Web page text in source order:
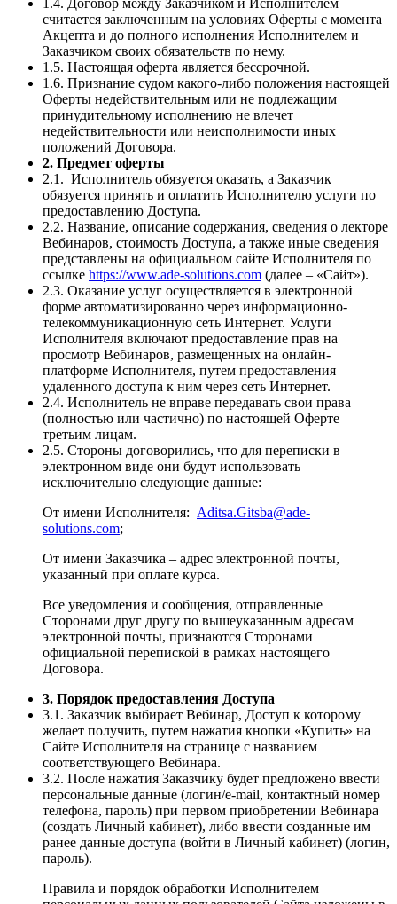
считается заключенным на условиях Оферты с момента
Акцепта и до полного исполнения Исполнителем и
Заказчиком своих обязательств по нему.
1.5. Настоящая оферта является бессрочной.
1.6. Признание судом какого-либо положения настоящей
Оферты недействительным или не подлежащим
принудительному исполнению не влечет
недействительности или неисполнимости иных
положений Договора.
2. Предмет оферты
2.1. Исполнитель обязуется оказать, а Заказчик
обязуется принять и оплатить Исполнителю услуги по
предоставлению Доступа.
2.2. Название, описание содержания, сведения о лекторе
Вебинаров, стоимость Доступа, а также иные сведения
представлены на официальном сайте Исполнителя по
ссылке https://www.ade-solutions.com (далее – «Сайт»).
2.3. Оказание услуг осуществляется в электронной
форме автоматизированно через информационно-
телекоммуникационную сеть Интернет. Услуги
Исполнителя включают предоставление прав на
просмотр Вебинаров, размещенных на онлайн-
платформе Исполнителя, путем предоставления
удаленного доступа к ним через сеть Интернет.
2.4. Исполнитель не вправе передавать свои права
(полностью или частично) по настоящей Оферте
третьим лицам.
2.5. Стороны договорились, что для переписки в
электронном виде они будут использовать
исключительно следующие данные:
От имени Исполнителя: Aditsa.Gitsba@ade-
solutions.com;
От имени Заказчика – адрес электронной почты,
указанный при оплате курса.
Все уведомления и сообщения, отправленные
Сторонами друг другу по вышеуказанным адресам
электронной почты, признаются Сторонами
официальной перепиской в рамках настоящего
Договора.
3. Порядок предоставления Доступа
3.1. Заказчик выбирает Вебинар, Доступ к которому
желает получить, путем нажатия кнопки «Купить» на
Сайте Исполнителя на странице с названием
соответствующего Вебинара.
3.2. После нажатия Заказчику будет предложено ввести
персональные данные (логин/e-mail, контактный номер
телефона, пароль) при первом приобретении Вебинара
(создать Личный кабинет), либо ввести созданные им
ранее данные доступа (войти в Личный кабинет) (логин,
пароль).
Правила и порядок обработки Исполнителем